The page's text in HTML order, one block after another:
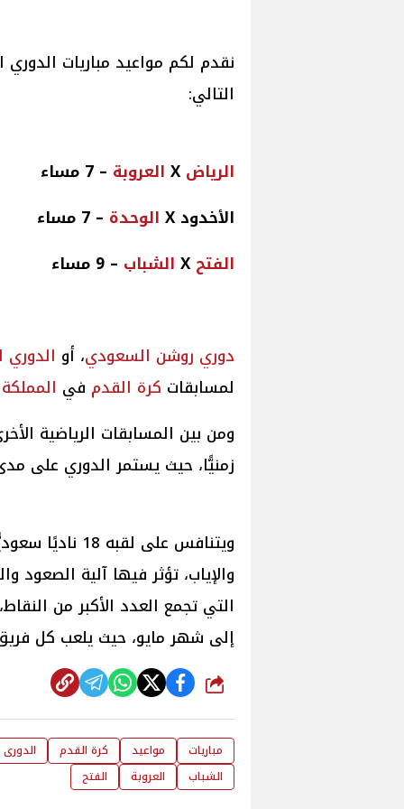
نقدم لكم مواعيد مباريات
التالي:
الرياضX العروبة – 7 مساء
الأخدود X الوحدة – 7 مساء
الفتحX الشباب – 9 مساء
دوري روشن السعودي، أو
لمسابقات كرة القدم في
ومن بين المسابقات الرياضية
زمنيًّا، حيث يستمر الدوري على مدى 10 أشهر من كل
ويتنافس على
والإياب، تؤثر فيها آلية الصعود
التي تجمع العدد الأكبر من
إلى شهر مايو، حيث يلعب كل فريق 34
شارك
مباريات مواعيد كرة القدم
الشباب
العروبة الفتح